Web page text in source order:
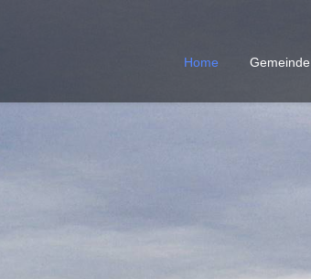
Home Gemeinde